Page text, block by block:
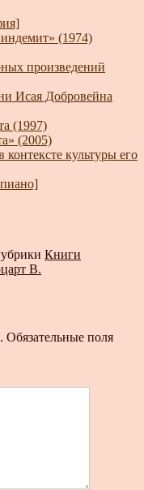
(1974)
произведений
Исая Добровейна
(1997)
(2005)
культуры его
Книги
В.
Обязательные поля